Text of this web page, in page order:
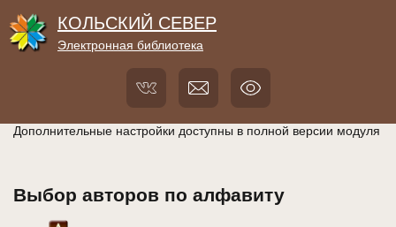
КОЛЬСКИЙ СЕВЕР
Электронная библиотека
Дополнительные настройки доступны в полной версии модуля
Выбор авторов по алфавиту